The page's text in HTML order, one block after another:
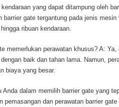
yang dapat ditampung oleh
barrier gate tergantung pada jenis
ribuan kendaraan.
memerlukan perawatan khusus? A:
baik dan tahan lama. Namun,
biaya yang besar.
Anda dalam memilih barrier gate yang
pemasangan dan perawatan barrier